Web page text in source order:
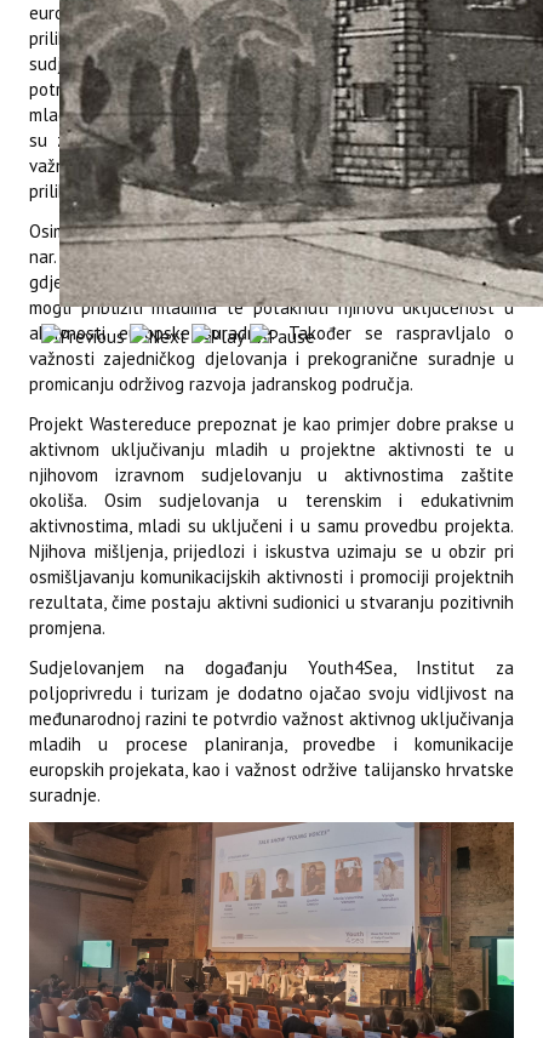
europske projekte naglasivši kako takvi projekti pružaju
priliku za razmjenu znanja, stjecanje novih iskustava i aktivno
sudjelovanje u rješavanju okolišnih problema. Istaknula je
potrebu za jasnom i pristupačnom komunikacijom kako bi se
mladima približile mogućnosti sudjelovanja. Poručila je kako
su znatiželja, motivacija i spremnost na uključivanje često
važniji od prethodnog iskustva te pozvala mlade da iskoriste
prilike koje nude programi europske suradnje.
Osim toga, dr. sc. Danijela Poljuha i Vanja Modrušan mag. vars.
nar., sudjelovale su u raspravama tijekom okruglih stolova
gdje se raspravljalo o načinima na koji bi se Interreg projekti
mogli približiti mladima te potaknuti njihovu uključenost u
aktivnosti europske suradnje. Također se raspravljalo o
važnosti zajedničkog djelovanja i prekogranične suradnje u
promicanju održivog razvoja jadranskog područja.
Projekt Wastereduce prepoznat je kao primjer dobre prakse u
aktivnom uključivanju mladih u projektne aktivnosti te u
njihovom izravnom sudjelovanju u aktivnostima zaštite
okoliša. Osim sudjelovanja u terenskim i edukativnim
aktivnostima, mladi su uključeni i u samu provedbu projekta.
Njihova mišljenja, prijedlozi i iskustva uzimaju se u obzir pri
osmišljavanju komunikacijskih aktivnosti i promociji projektnih
rezultata, čime postaju aktivni sudionici u stvaranju pozitivnih
promjena.
Sudjelovanjem na događanju Youth4Sea, Institut za
poljoprivredu i turizam je dodatno ojačao svoju vidljivost na
međunarodnoj razini te potvrdio važnost aktivnog uključivanja
mladih u procese planiranja, provedbe i komunikacije
europskih projekata, kao i važnost održive talijansko hrvatske
suradnje.